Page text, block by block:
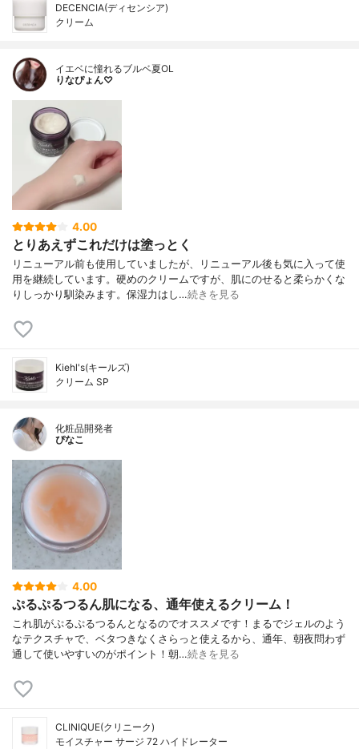
DECENCIA(ディセンシア)
クリーム
イエベに憧れるブルベ夏OL
りなぴょん♡
4.00
とりあえずこれだけは塗っとく
リニューアル前も使用していましたが、リニューアル後も気に入って使
用を継続しています。硬めのクリームですが、肌にのせると柔らかくな
りしっかり馴染みます。保湿力はし…続きを見る
Kiehl's(キールズ)
クリーム SP
化粧品開発者
ぴなこ
4.00
ぷるぷるつるん肌になる、通年使えるクリーム！
これ肌がぷるぷるつるんとなるのでオススメです！まるでジェルのよう
なテクスチャで、ベタつきなくさらっと使えるから、通年、朝夜問わず
通して使いやすいのがポイント！朝…続きを見る
CLINIQUE(クリニーク)
モイスチャー サージ 72 ハイドレーター